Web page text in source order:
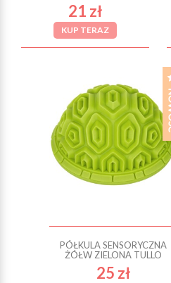
21 zł
KUP TERAZ
PÓŁKULA SENSORYCZNA
ŻÓŁW ZIELONA TULLO
25 zł